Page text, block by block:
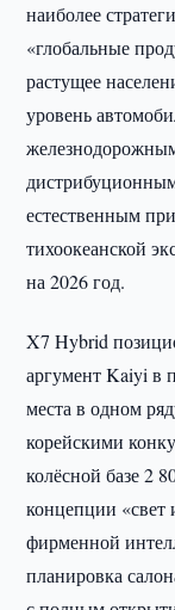
наиболее
«глобальные
растущее
уровень
естественным
тихоокеанской
на 2026 год.
X7 Hybrid
аргумент Kaiyi в
места в одном
корейскими
колёсной базе 2
концепции «свет
фирменной
планировка